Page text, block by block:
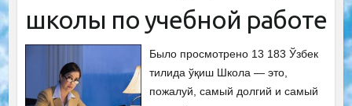
школы по учебной работе
Было просмотрено 13 183 Ўзбек
тилида ўқиш Школа — это,
пожалуй, самый долгий и самый